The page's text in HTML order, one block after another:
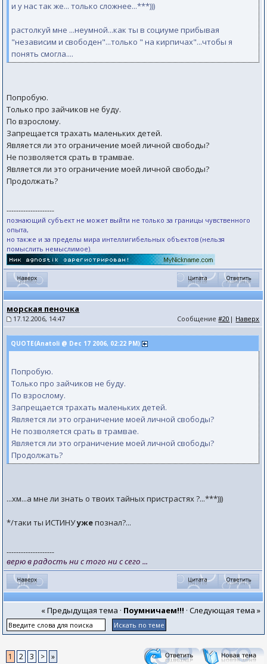
и у нас так же... только сложнее...***)))
растолкуй мне ...неумной...как ты в социуме прибывая
"независим и свободен"...только " на кирпичах"...чтобы я
понять смогла....
Попробую.
Только про зайчиков не буду.
По взрослому.
Запрещается трахать маленьких детей.
Является ли это ограничение моей личной свободы?
Не позволяется срать в трамвае.
Является ли это ограничение моей личной свободы?
Продолжать?
--------------------
познающий субъект не может выйти не только за границы чувственного
опыта,
но также и за пределы мира интеллигибельных объектов (нельзя
помыслить немыслимое).
морская пеночка
17.12.2006, 14:47 Сообщение#20 | Наверх
QUOTE(Anatoli @ Dec 17 2006, 02:22 PM)
Попробую.
Только про зайчиков не буду.
По взрослому.
Запрещается трахать маленьких детей.
Является ли это ограничение моей личной свободы?
Не позволяется срать в трамвае.
Является ли это ограничение моей личной свободы?
Продолжать?
...хм...а мне ли знать о твоих тайных пристрастях ?...***)))
*/таки ты ИСТИНУужепознал?...
--------------------
верю в радость ни с того ни с сего ...
« Предыдущая тема · Поумничаем!!! · Следующая тема »
1 2 3 > »